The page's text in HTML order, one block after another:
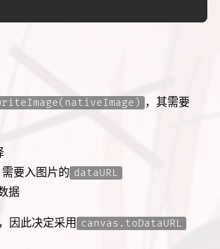
，其需要
要入图片的 dataURL
据
因此决定采用 canvas.toDataURL